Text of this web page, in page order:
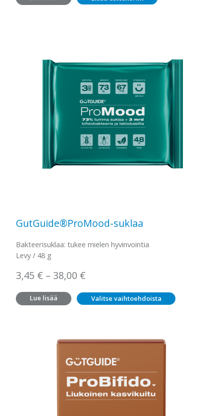
GutGuide®ProMood-suklaa
Bakteerisuklaa: tukee mielen hyvinvointia
Levy / 48 g
3,45 € – 38,00 €
–
Lue lisää Valitse vaihtoehdoista